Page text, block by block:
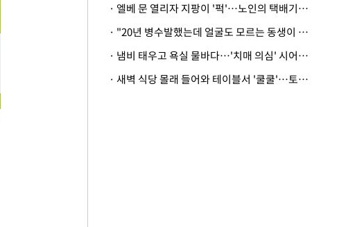
· 엘베 문 열리자 지팡이 '퍽'…노인의 택배기사 폭행 이유
· "20년 병수발했는데 얼굴도 모르는 동생이 유산 절반을"…배다른 형제 상속권 있을까
· 냄비 태우고 욕실 물바다…'치매 의심' 시어머니 검사 권유했다가 '날벼락'
· 새벽 식당 몰래 들어와 테이블서 '쿨쿨'…토사물 남기고 사라진 남성